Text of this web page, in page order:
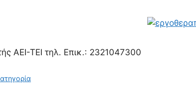
ΑΕΙ-ΤΕΙ τηλ. Επικ.: 2321047300